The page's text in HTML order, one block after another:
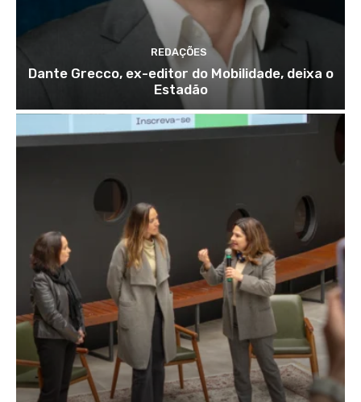
REDAÇÕES
Dante Grecco, ex-editor do Mobilidade, deixa o
Estadão